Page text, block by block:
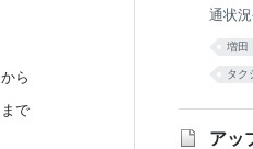
から
まで
通状
ある
コミ
行く
増田
タク
アッ